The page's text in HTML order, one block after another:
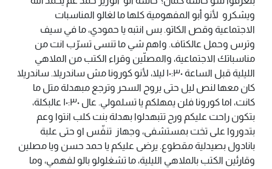
ويشكرو لأنو أبو المفهومية كلها ما لغالو المناسبات
الاجتماعية وقص الكاتو. بس انتبه يا حمودي، ما في سيف
وترس وحمل عالكتاف. واهم شي ما تنسى تسرّب انت من
مناسباتك الاجتماعية، والمصلّين وقراء الكتب من الملاهي
الليلية قبل الساعة ١٠:٣٠ ليلا، لأنو كورونا مش ساندريلا. ساندريلا
كان معها لنص ليل حتى يروح السحر وترجع مبهدلة متل ما
كانت، اما كورونا فلن يمهلكم يا تسلمولي. عال ١٠:٣٠ عالبكلة،
بتكون راحت عليكم ورح تتبهدلوا بهدلة بنت كلب انتوا وعم
بتدوروا على تخت بمستشفى، وجهاز تنفّس او حتى علبة
بانادول بصيدلية مقطوع. يرضى عليكم يا حمد حسن ويا مصلين
وقارئين الكتب بالملاهي الليلية، ما تشغلولو بالو لفهمي، وما